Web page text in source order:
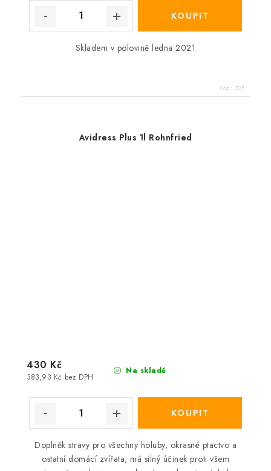
Skladem v polovině ledna 2021
Kód: 225
Avidress Plus 1l Rohnfried
Na skladě
383,93 Kč bez DPH
430 Kč
Doplněk stravy pro všechny holuby, okrasné ptactvo a
ostatní domácí zvířata, má silný účinek proti všem